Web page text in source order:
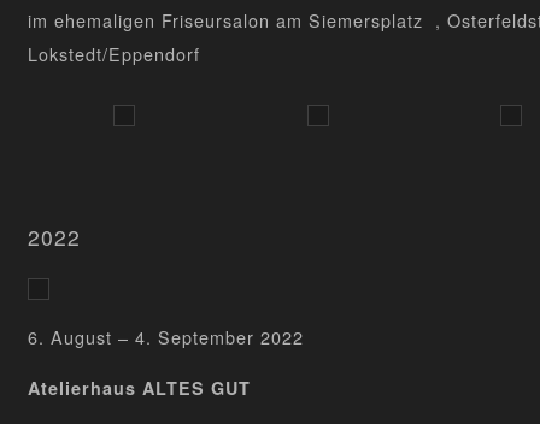
im ehemaligen Friseursalon am Siemersplatz ,
Lokstedt/Eppendorf
2022
6. August – 4. September 2022
Atelierhaus ALTES GUT